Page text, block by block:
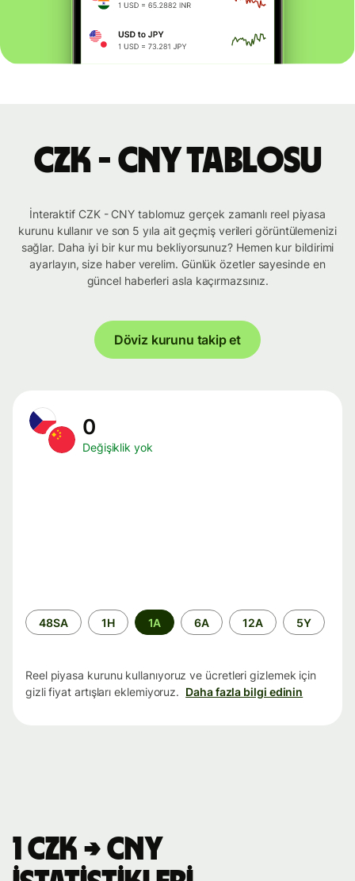
CZK - CNY tablosu
İnteraktif CZK - CNY tablomuz gerçek zamanlı reel piyasa
kurunu kullanır ve son 5 yıla ait geçmiş verileri görüntülemenizi
sağlar. Daha iyi bir kur mu bekliyorsunuz? Hemen kur bildirimi
ayarlayın, size haber verelim. Günlük özetler sayesinde en
güncel haberleri asla kaçırmazsınız.
Döviz kurunu takip et
0
Değişiklik yok
Zaman
aralığı
48SA 1H 1A 6A 12A 5Y
Reel piyasa kurunu kullanıyoruz ve ücretleri gizlemek için
gizli fiyat artışları eklemiyoruz. Daha fazla bilgi edinin
1 CZK → CNY